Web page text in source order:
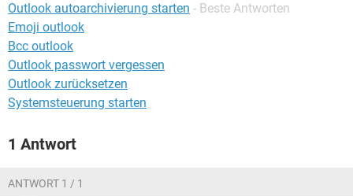
Outlook autoarchivierung starten - Beste Antworten
Emoji outlook
Bcc outlook
Outlook passwort vergessen
Outlook zurücksetzen
Systemsteuerung starten
1 Antwort
ANTWORT 1 / 1